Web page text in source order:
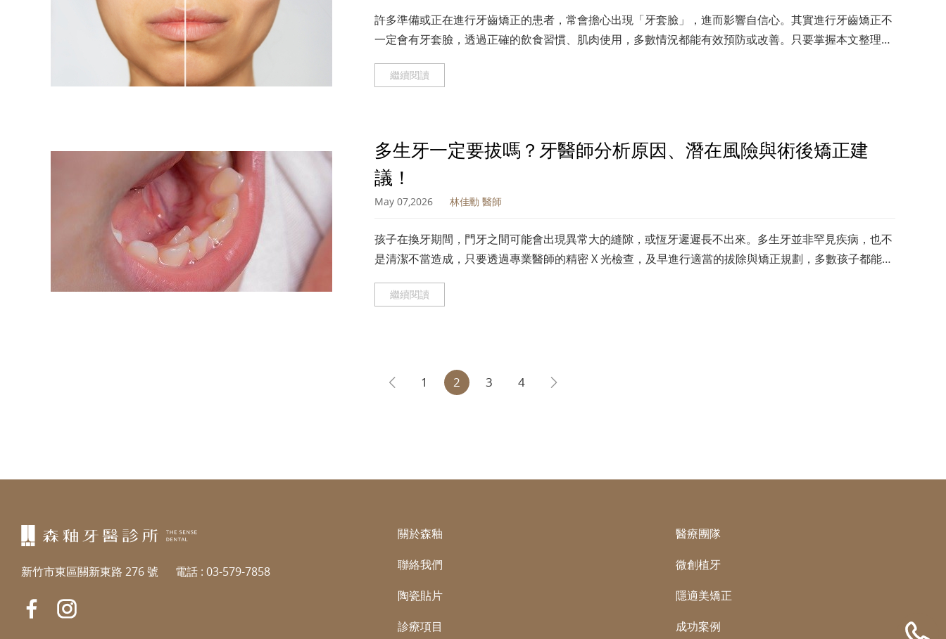
許多準備或正在進行牙齒矯正的患者，常會擔心出現「牙套臉」，進而影響自信心。其實進行牙齒矯正不
一定會有牙套臉，透過正確的飲食習慣、肌肉使用，多數情況都能有效預防或改善。只要掌握本文整理的
關鍵方法，並搭配專業牙醫師的協助，就能安心完成矯正療程。
繼續閱讀
多生牙一定要拔嗎？牙醫師分析原因、潛在風險與術後矯正建
議！
May 07,2026 林佳勳 醫師
孩子在換牙期間，門牙之間可能會出現異常大的縫隙，或恆牙遲遲長不出來。多生牙並非罕見疾病，也不
是清潔不當造成，只要透過專業醫師的精密 X 光檢查，及早進行適當的拔除與矯正規劃，多數孩子都能順
利恢復正常的齒列發展，守護牙齒整齊與口腔健康。
繼續閱讀
1 2 3 4
關於森釉
醫療團隊
聯絡我們
微創植牙
陶瓷貼片
隱適美矯正
診療項目
成功案例
新竹市東區關新東路 276 號 電話 : 03-579-7858